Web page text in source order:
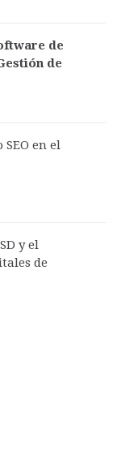
de
de
en el
y el
de